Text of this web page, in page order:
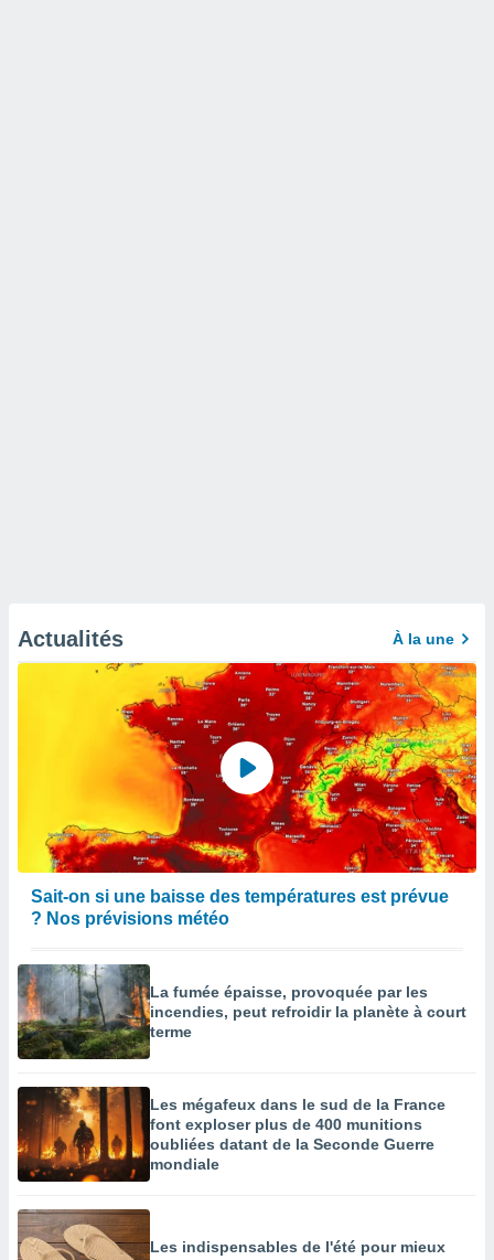
Actualités À la une
Sait-on si une baisse des températures est prévue
? Nos prévisions météo
La fumée épaisse, provoquée par les
incendies, peut refroidir la planète à court
terme
Les mégafeux dans le sud de la France
font exploser plus de 400 munitions
oubliées datant de la Seconde Guerre
mondiale
Les indispensables de l'été pour mieux